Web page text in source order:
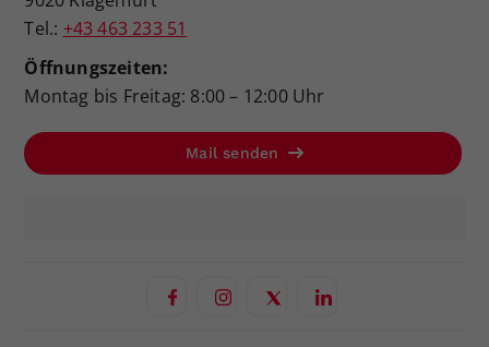
Tel.: +43 463 233 51
Öffnungszeiten:
Montag bis Freitag: 8:00 – 12:00 Uhr
Mail senden